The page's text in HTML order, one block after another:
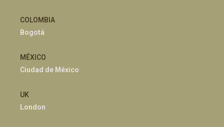
COLOMBIA
Bogotá
MÉXICO
Ciudad de México
UK
London